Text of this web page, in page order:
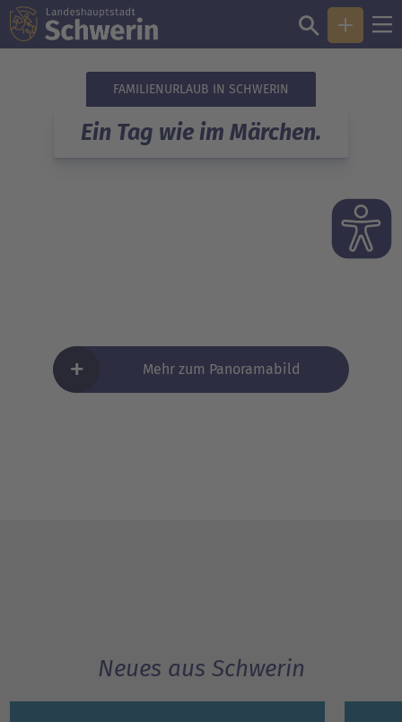
FAMILIENURLAUB IN SCHWERIN
Ein Tag wie im Märchen.
+ Mehr zum Panoramabild
Neues aus Schwerin